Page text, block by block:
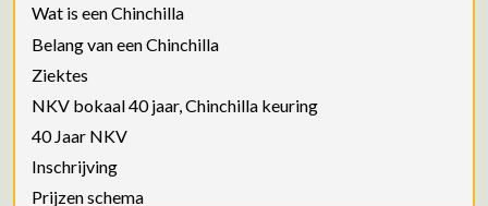
Wat is een Chinchilla
Belang van een Chinchilla
Ziektes
NKV bokaal 40 jaar, Chinchilla keuring
40 Jaar NKV
Inschrijving
Prijzen schema